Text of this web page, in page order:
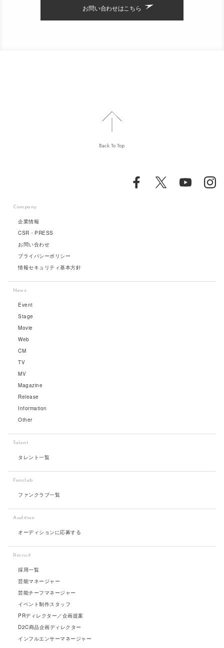
お問い合わせはこちら
Back To Top
Company
企業情報
CSR・PRESS
お問い合わせ
プライバシーポリシー
情報セキュリティ基本方針
News
Event
Stage
Movie
Web
CM
TV
MV
Magazine
Release
Information
Other
Talent
タレント一覧
Fanclub
ファンクラブ一覧
Audition
オーディションに応募する
Recruit
採用一覧
芸能マネージャー
芸能チーフマネージャー
イベント制作スタッフ
PRディレクター／企画提案
D2C商品企画ディレクター
インフルエンサーマネージャー